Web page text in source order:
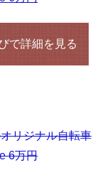
で詳細を見る
リジナル自転車
6万円